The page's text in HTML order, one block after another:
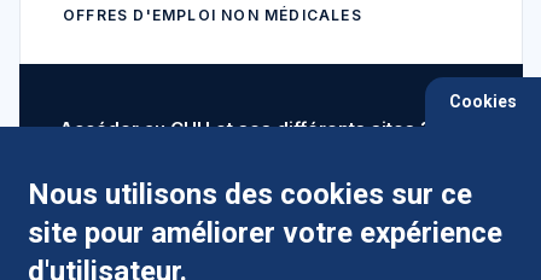
OFFRES D'EMPLOI NON MÉDICALES
Accéder au CHU et ses différents sites ?
Comment préparer mon hospitalisation ?
Cookies
Nous utilisons des cookies sur ce
site pour améliorer votre expérience
d'utilisateur.